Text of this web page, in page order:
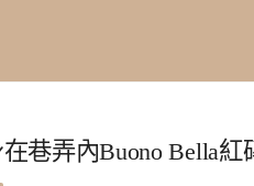
巷弄內Buono Bella